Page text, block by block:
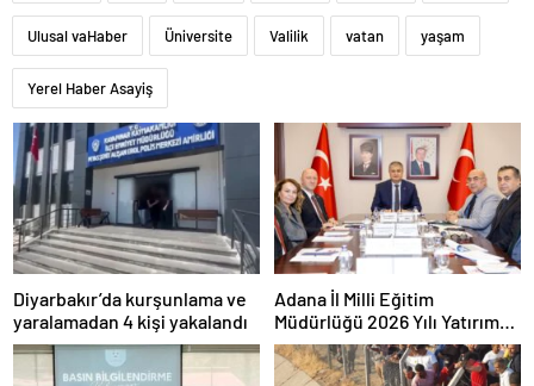
Ulusal vaHaber Üniversite Valilik vatan yaşam
Yerel Haber Asayiş
Diyarbakır’da kurşunlama ve
yaralamadan 4 kişi yakalandı
Adana İl Milli Eğitim
Müdürlüğü 2026 Yılı Yatırım
Programı değerlendirildi